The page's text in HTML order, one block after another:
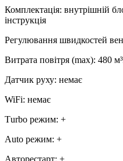
Комплектація: внутрішній
інструкція
Регулювання швидкостей
Витрата повітря (max): 480
Датчик руху: немає
WiFi: немає
Тurbo режим: +
Аuto режим: +